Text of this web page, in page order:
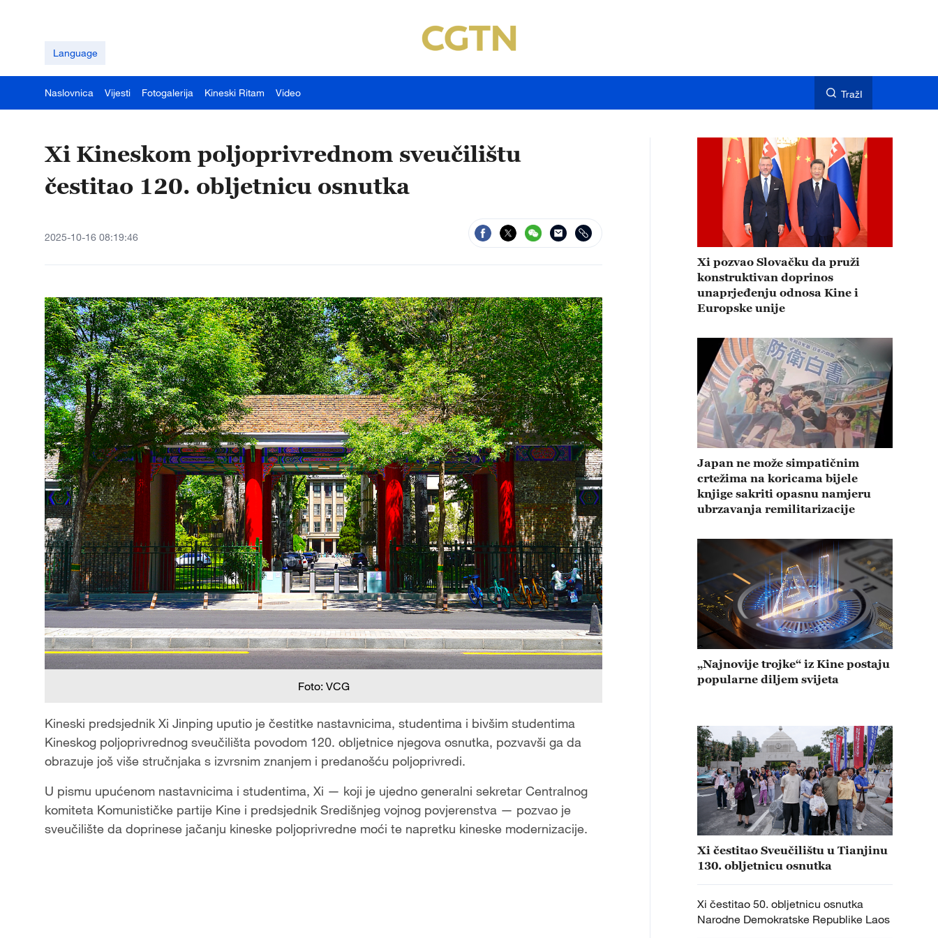
Language
Naslovnica Vijesti Fotogalerija Kineski Ritam Video TražI
Xi Kineskom poljoprivrednom sveučilištu
čestitao 120. obljetnicu osnutka
2025-10-16 08:19:46
Foto: VCG
Kineski predsjednik Xi Jinping uputio je čestitke nastavnicima, studentima i bivšim studentima
Kineskog poljoprivrednog sveučilišta povodom 120. obljetnice njegova osnutka, pozvavši ga da
obrazuje još više stručnjaka s izvrsnim znanjem i predanošću poljoprivredi.
U pismu upućenom nastavnicima i studentima, Xi — koji je ujedno generalni sekretar Centralnog
komiteta Komunističke partije Kine i predsjednik Središnjeg vojnog povjerenstva — pozvao je
sveučilište da doprinese jačanju kineske poljoprivredne moći te napretku kineske modernizacije.
Xi pozvao Slovačku da pruži
konstruktivan doprinos
unaprjeđenju odnosa Kine i
Europske unije
Japan ne može simpatičnim
crtežima na koricama bijele
knjige sakriti opasnu namjeru
ubrzavanja remilitarizacije
„Najnovije trojke“ iz Kine postaju
popularne diljem svijeta
Xi čestitao Sveučilištu u Tianjinu
130. obljetnicu osnutka
Xi čestitao 50. obljetnicu osnutka
Narodne Demokratske Republike Laos